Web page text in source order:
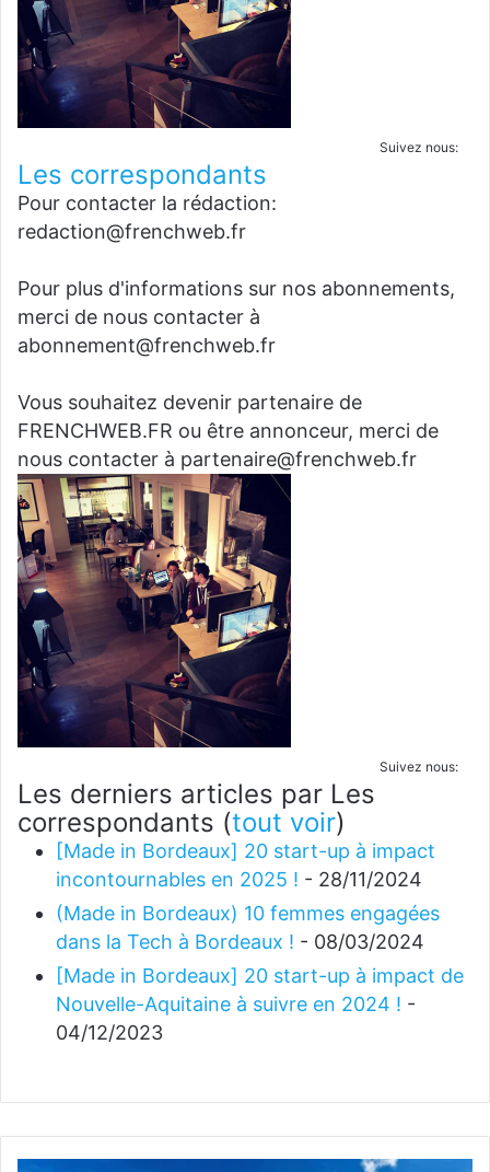
Suivez nous:
Les correspondants
Pour contacter la rédaction:
redaction@frenchweb.fr
Pour plus d'informations sur nos abonnements,
merci de nous contacter à
abonnement@frenchweb.fr
Vous souhaitez devenir partenaire de
FRENCHWEB.FR ou être annonceur, merci de
nous contacter à partenaire@frenchweb.fr
Suivez nous:
Les derniers articles par Les
correspondants (tout voir)
[Made in Bordeaux] 20 start-up à impact
incontournables en 2025 ! - 28/11/2024
(Made in Bordeaux) 10 femmes engagées
dans la Tech à Bordeaux ! - 08/03/2024
[Made in Bordeaux] 20 start-up à impact de
Nouvelle-Aquitaine à suivre en 2024 ! -
04/12/2023